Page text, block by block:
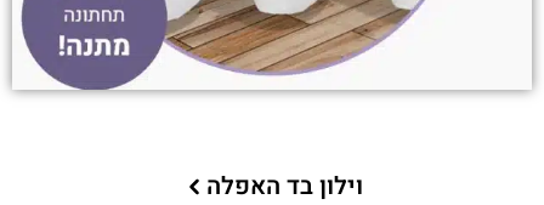
וילון בד האפלה